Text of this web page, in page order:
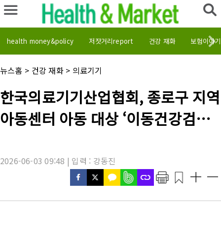
health money&policy 저잣거리report 건강 재화 보험이야기
채
널
:
뉴스홈 > 건강 재화> 의료기기
기
사
목
한국의료기기산업협회, 종로구 지역
아동센터 아동 대상 ‘이동건강검진’
2026-06-03 09:48 | 입력 : 강동진